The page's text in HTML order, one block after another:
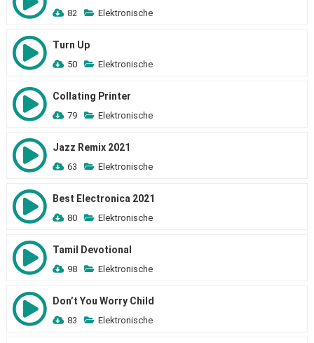
82 Elektronische
Turn Up
50 Elektronische
Collating Printer
79 Elektronische
Jazz Remix 2021
63 Elektronische
Best Electronica 2021
80 Elektronische
Tamil Devotional
98 Elektronische
Don’t You Worry Child
83 Elektronische